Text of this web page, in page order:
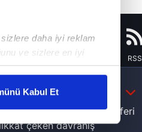
daha iyi reklam
ve sizlere en iyi
karşılamak
Kabul Et
RSS
DAHA FAZLA
Dünya Kupası zaferi
çeken davranış